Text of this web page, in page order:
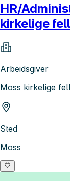
HR/
kirkelige
Arbeidsgiver
Moss kirkelige
Sted
Moss